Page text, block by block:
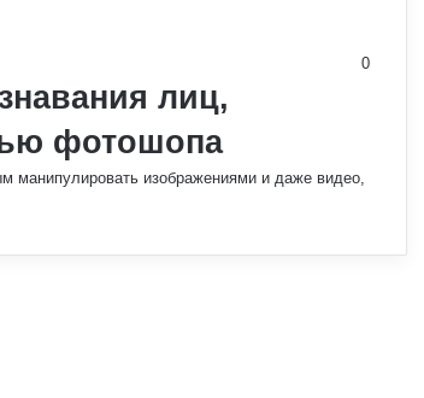
0
лиц,
фотошопа
манипулировать изображениями и даже видео,